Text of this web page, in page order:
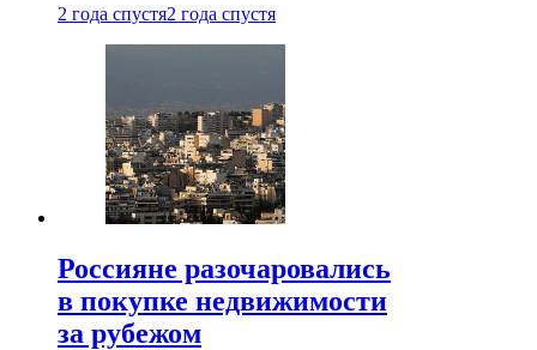
2 года спустя2 года спустя
Россияне разочаровались
в покупке недвижимости
за рубежом